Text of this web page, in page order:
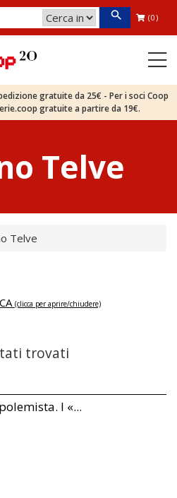
(0)
gratuite da 25€ - Per i soci Coop
gratuite a partire da 19€.
Telve
Telve
(clicca per aprire/chiudere)
trovati
I «...